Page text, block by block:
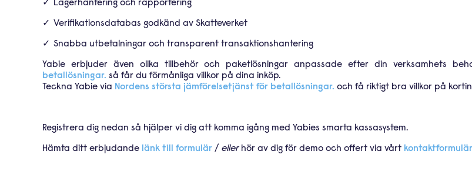
Lagerhantering och rapportering
Verifikationsdatabas godkänd av Skatteverket
Snabba utbetalningar och transparent transaktionshantering
Yabie erbjuder även olika tillbehör och paketlösningar anpassade efter din verksamhets
betallösningar. så får du förmånliga villkor på dina inköp.
Teckna Yabie via Nordens största jämförelsetjänst för betallösningar. och få riktigt bra villkor på
Registrera dig nedan så hjälper vi dig att komma igång med Yabies smarta kassasystem.
Hämta ditt erbjudande länk till formulär / ellerhör av dig för demo och offert via vårt kontaktformulär